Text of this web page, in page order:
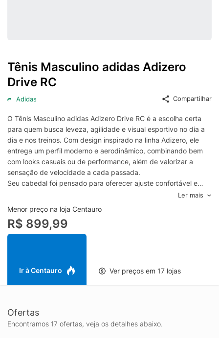
Tênis Masculino adidas Adizero
Drive RC
Adidas Compartilhar
O Tênis Masculino adidas Adizero Drive RC é a escolha certa
para quem busca leveza, agilidade e visual esportivo no dia a
dia e nos treinos. Com design inspirado na linha Adizero, ele
entrega um perfil moderno e aerodinâmico, combinando bem
com looks casuais ou de performance, além de valorizar a
sensação de velocidade a cada passada.
Seu cabedal foi pensado para oferecer ajuste confortável e
suporte na medida certa, ajudando na estabilidade durante
caminhadas, corridas leves e atividades na academia. A
construção favorece a ventilação para manter os pés mais
confortáveis por mais tempo, enquanto o fechamento em
cadarço permite regulagem precisa conforme o formato do pé.
rotina com firmeza e confiança. Se você procura um tênis
Ler mais
Menor preço na loja Centauro
R$ 899,99
Ir à Centauro Ver preços em 17 lojas
Ofertas
Encontramos 17 ofertas, veja os detalhes abaixo.